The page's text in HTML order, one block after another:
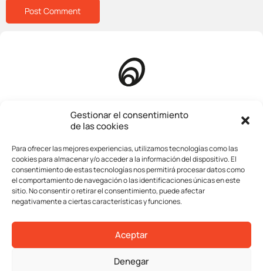
Gestionar el consentimiento
de las cookies
Para ofrecer las mejores experiencias, utilizamos tecnologías como las
cookies para almacenar y/o acceder a la información del dispositivo. El
consentimiento de estas tecnologías nos permitirá procesar datos como
el comportamiento de navegación o las identificaciones únicas en este
sitio. No consentir o retirar el consentimiento, puede afectar
negativamente a ciertas características y funciones.
Aceptar
Denegar
Legal advice
Privacy policy
Homepage
Company
Services
Transactions
Contact